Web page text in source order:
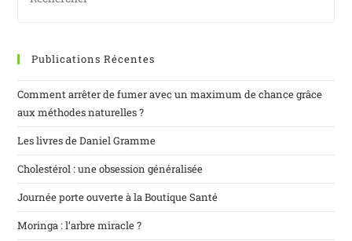
Publications Récentes
Comment arrêter de fumer avec un maximum de chance grâce
aux méthodes naturelles ?
Les livres de Daniel Gramme
Cholestérol : une obsession généralisée
Journée porte ouverte à la Boutique Santé
Moringa : l’arbre miracle ?